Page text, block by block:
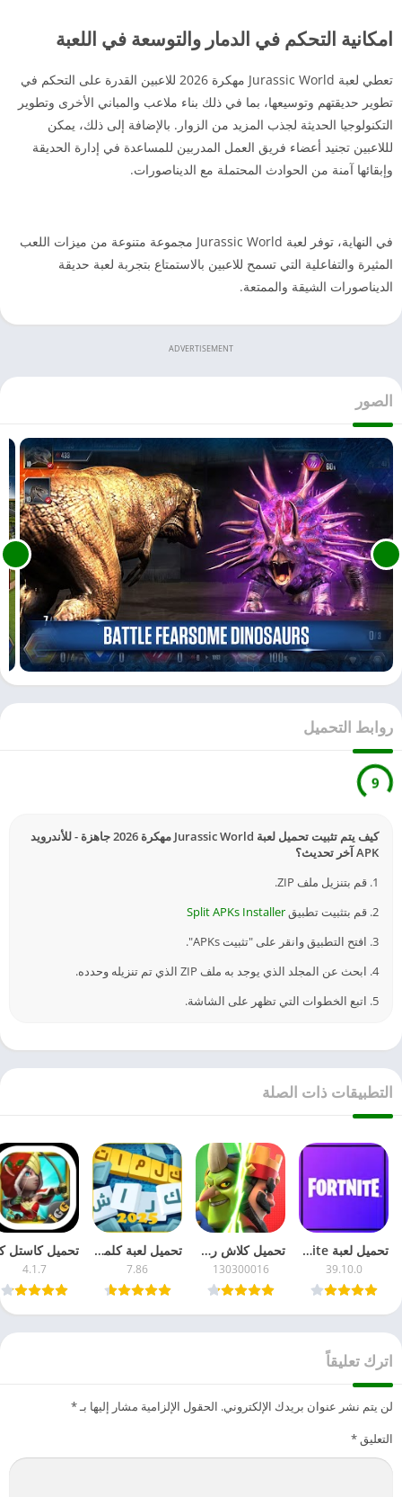
امكانية التحكم في الدمار والتوسعة في اللعبة
تعطي لعبة Jurassic World مهكرة 2026 للاعبين القدرة على التحكم في
تطوير حديقتهم وتوسيعها، بما في ذلك بناء ملاعب والمباني الأخرى وتطوير
التكنولوجيا الحديثة لجذب المزيد من الزوار. بالإضافة إلى ذلك، يمكن
لللاعبين تجنيد أعضاء فريق العمل المدربين للمساعدة في إدارة الحديقة
وإبقائها آمنة من الحوادث المحتملة مع الديناصورات.
في النهاية، توفر لعبة Jurassic World مجموعة متنوعة من ميزات اللعب
المثيرة والتفاعلية التي تسمح للاعبين بالاستمتاع بتجربة لعبة حديقة
الديناصورات الشيقة والممتعة.
ADVERTISEMENT
الصور
روابط التحميل
9
كيف يتم تثبيت تحميل لعبة Jurassic World مهكرة 2026 جاهزة - للأندرويد
APK آخر تحديث؟
1. قم بتنزيل ملف ZIP.
2. قم بتثبيت تطبيق
Split APKs Installer
3. افتح التطبيق وانقر على "تثبيت APKs".
4. ابحث عن المجلد الذي يوجد به ملف ZIP الذي تم تنزيله وحدده.
5. اتبع الخطوات التي تظهر على الشاشة.
التطبيقات ذات الصلة
تحميل لعبة Fortnite مهكرة 2026 جاهزة – للأندرويد APK آخر تحديث مجاناً
39.10.0
تحميل كلاش رويال 2026 Clash Royale مهكرة للأندرويد – مجاناً APK آخر إصدار
130300016
تحميل لعبة كلمات كراش مهكرة 2026 للأندرويد – APK آخر تحديث مجاناً
7.86
4.1.7
اترك تعليقاً
لن يتم نشر عنوان بريدك الإلكتروني. الحقول الإلزامية مشار إليها بـ*
التعليق*